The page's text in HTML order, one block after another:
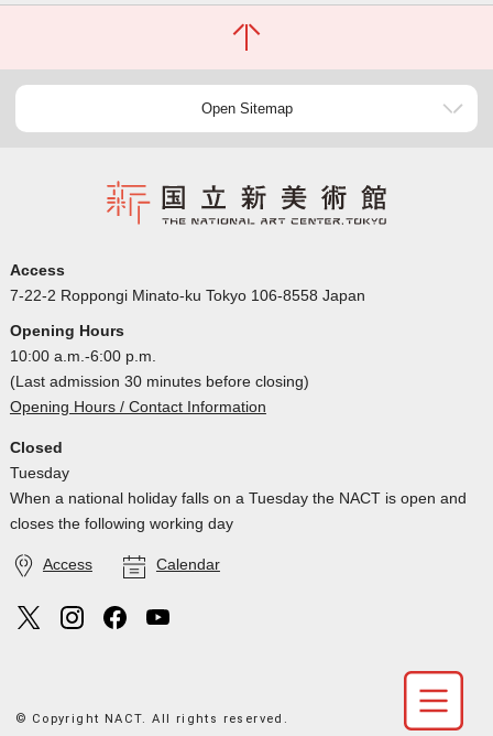
Open Sitemap
Access
7-22-2 Roppongi Minato-ku Tokyo 106-8558 Japan
Opening Hours
10:00 a.m.-6:00 p.m.
(Last admission 30 minutes before closing)
Opening Hours / Contact Information
Closed
Tuesday
When a national holiday falls on a Tuesday the NACT is open and
closes the following working day
Access Calendar
© Copyright NACT. All rights reserved.